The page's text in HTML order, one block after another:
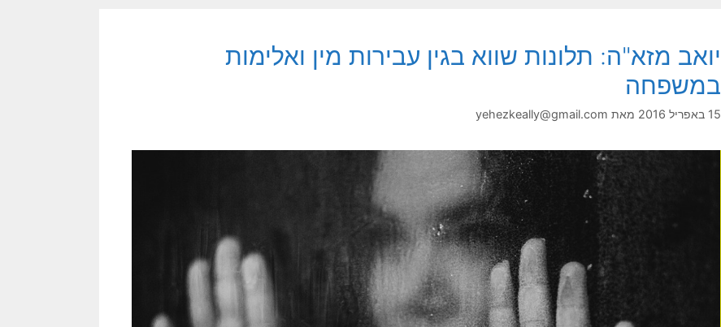
יואב מזא"ה: תלונות שווא בגין עבירות מין ואלימות
במשפחה
15 באפריל 2016 מאת yehezkeally@gmail.com